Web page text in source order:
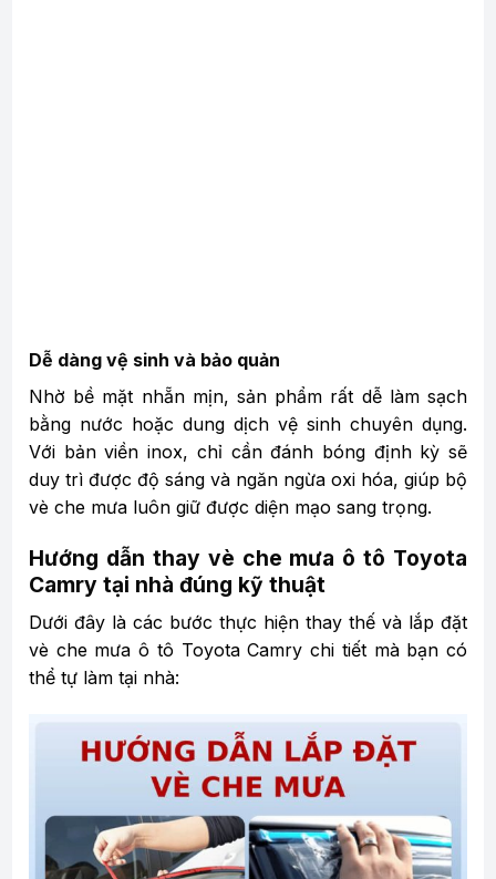
Dễ dàng vệ sinh và bảo quản
Nhờ bề mặt nhẵn mịn, sản phẩm rất dễ làm sạch
bằng nước hoặc dung dịch vệ sinh chuyên dụng.
Với bản viền inox, chỉ cần đánh bóng định kỳ sẽ
duy trì được độ sáng và ngăn ngừa oxi hóa, giúp bộ
vè che mưa luôn giữ được diện mạo sang trọng.
Hướng dẫn thay vè che mưa ô tô Toyota
Camry tại nhà đúng kỹ thuật
Dưới đây là các bước thực hiện thay thế và lắp đặt
vè che mưa ô tô Toyota Camry chi tiết mà bạn có
thể tự làm tại nhà: